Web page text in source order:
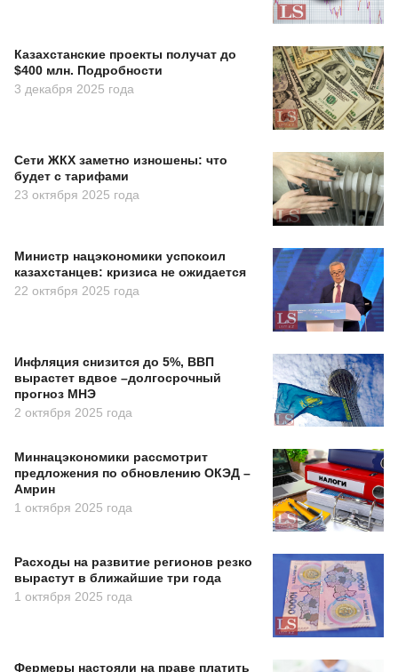
Казахстанские проекты получат до
$400 млн. Подробности
3 декабря 2025 года
Сети ЖКХ заметно изношены: что
будет с тарифами
23 октября 2025 года
Министр нацэкономики успокоил
казахстанцев: кризиса не ожидается
22 октября 2025 года
Инфляция снизится до 5%, ВВП
вырастет вдвое –долгосрочный
прогноз МНЭ
2 октября 2025 года
Миннацэкономики рассмотрит
предложения по обновлению ОКЭД –
Амрин
1 октября 2025 года
Расходы на развитие регионов резко
вырастут в ближайшие три года
1 октября 2025 года
Фермеры настояли на праве платить